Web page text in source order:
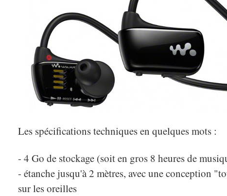
Les spécifications techniques en quelques mots :
- 4 Go de stockage (soit en gros 8 heures de
- étanche jusqu'à 2 mètres, avec une conception
sur les oreilles